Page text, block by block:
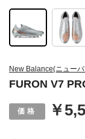
New Balance(ニュー
FURON V7
￥